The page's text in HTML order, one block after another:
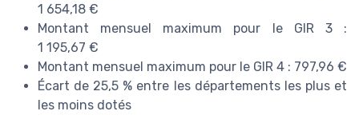
1 654,18 €
Montant mensuel maximum pour le GIR 3 :
1 195,67 €
Montant mensuel maximum pour le GIR 4 : 797,96 €
Écart de 25,5 % entre les départements les plus et
les moins dotés